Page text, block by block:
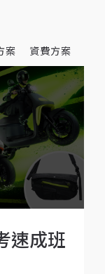
案 資費方案
速成班